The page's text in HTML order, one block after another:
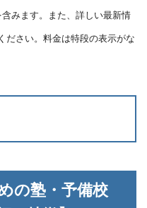
みます。また、詳しい最新情
ださい。料金は特段の表示がな
の塾・予備校